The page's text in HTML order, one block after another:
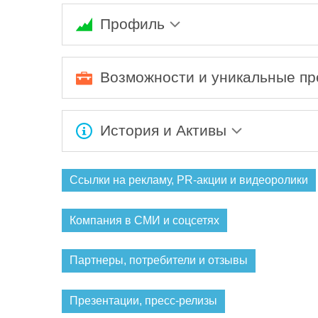
Профиль
международным стандартам (каркасное и
проектов в ГКЗ (ТКЗ), ЦКР,
Возможности и уникальные
История и Активы
Ссылки на рекламу, PR-акции и видеоролики
Компания в СМИ и соцсетях
Партнеры, потребители и отзывы
Презентации, пресс-релизы